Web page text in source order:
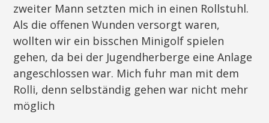
zweiter Mann setzten mich in einen Rollstuhl.
Als die offenen Wunden versorgt waren,
wollten wir ein bisschen Minigolf spielen
gehen, da bei der Jugendherberge eine Anlage
angeschlossen war. Mich fuhr man mit dem
Rolli, denn selbständig gehen war nicht mehr
möglich